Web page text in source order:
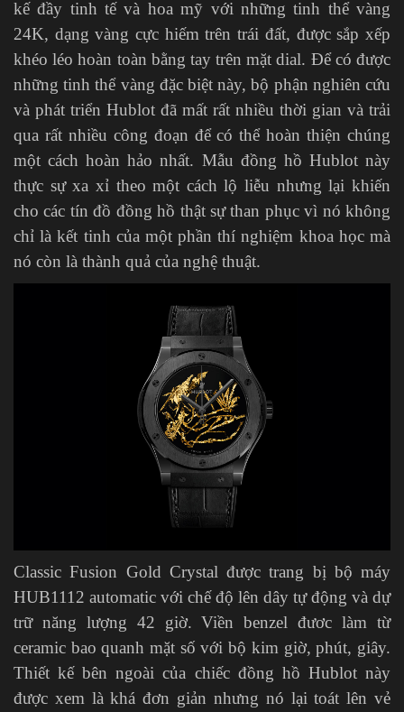
kế đầy tinh tế và hoa mỹ với những tinh thể vàng
24K, dạng vàng cực hiếm trên trái đất, được sắp xếp
khéo léo hoàn toàn bằng tay trên mặt dial. Để có được
những tinh thể vàng đặc biệt này, bộ phận nghiên cứu
và phát triển Hublot đã mất rất nhiều thời gian và trải
qua rất nhiều công đoạn để có thể hoàn thiện chúng
một cách hoàn hảo nhất. Mẫu đồng hồ Hublot này
thực sự xa xỉ theo một cách lộ liễu nhưng lại khiến
cho các tín đồ đồng hồ thật sự than phục vì nó không
chỉ là kết tinh của một phần thí nghiệm khoa học mà
nó còn là thành quả của nghệ thuật.
Classic Fusion Gold Crystal được trang bị bộ máy
HUB1112 automatic với chế độ lên dây tự động và dự
trữ năng lượng 42 giờ. Viền benzel đươc làm từ
ceramic bao quanh mặt số với bộ kim giờ, phút, giây.
Thiết kế bên ngoài của chiếc đồng hồ Hublot này
được xem là khá đơn giản nhưng nó lại toát lên vẻ